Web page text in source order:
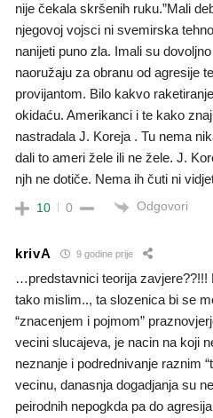
nije čekala skršenih ruku.”Mali
njegovoj vojsci ni svemirska
nanijeti puno zla. Imali su
naoružaju za obranu od agresije
provijantom. Bilo kakvo
okidaću. Amerikanci i te kako
nastradala J. Koreja . Tu nema
dali to ameri žele ili ne žele. J.
njh ne dotiče. Nema ih čuti ni
10 0 Odgovori
krivA 9 godine prije
…predstavnici teorija zavjere??!!!
tako mislim.., ta slozenica bi se
“znacenjem i pojmom”
vecini slucajeva, je nacin na koji
neznanje i podrednivanje raznim
vecinu, danasnja dogadjanja su
peirodnih nepogkda pa do